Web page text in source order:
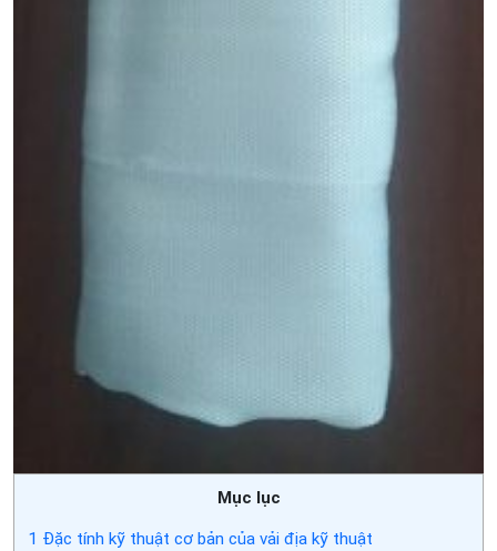
Mục lục
1 Đặc tính kỹ thuật cơ bản của vải địa kỹ thuật